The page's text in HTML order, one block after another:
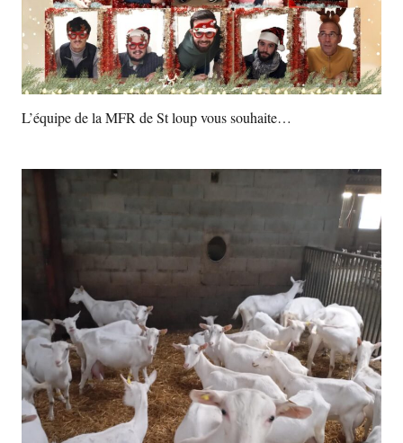
L’équipe de la MFR de St loup vous souhaite…